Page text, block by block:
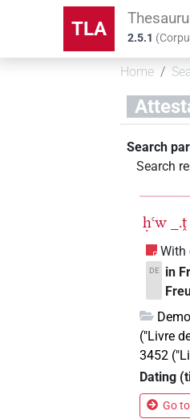
TLA 2.5.1 (
Home
Search
Search
ḥꜥw _.ṱ
With
DE
in
("Livre
3452
Dating
Go